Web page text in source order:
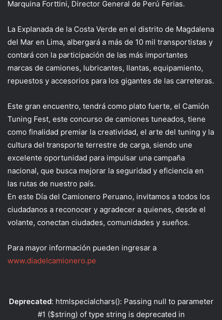
Marquina Forttini, Director General de Perú Ferias.
La Explanada de la Costa Verde en el distrito de Magdalena
del Mar en Lima, albergará a más de 10 mil transportistas y
contará con la participación de las más importantes
marcas de camiones, lubricantes, llantas, equipamiento,
repuestos y accesorios para los gigantes de las carreteras.
Este gran encuentro, tendrá como plato fuerte, el Camión
Tuning Fest, este concurso de camiones tuneados, tiene
como finalidad premiar la creatividad, el arte del tuning y la
cultura del transporte terrestre de carga, siendo une
excelente oportunidad para impulsar una campaña
nacional, que busca mejorar la seguridad y eficiencia en
las rutas de nuestro país.
En este Día del Camionero Peruano, invitamos a todos los
ciudadanos a reconocer y agradecer a quienes, desde el
volante, conectan ciudades, comunidades y sueños.
Para mayor información pueden ingresar a
www.diadelcamionero.pe
Deprecated: htmlspecialchars(): Passing null to parameter
#1 ($string) of type string is deprecated in